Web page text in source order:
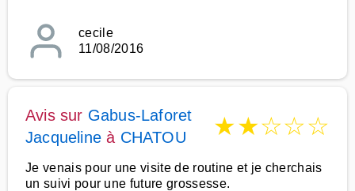
cecile
11/08/2016
Avis sur Gabus-Laforet
Jacqueline à CHATOU ★★☆☆☆
Je venais pour une visite de routine et je cherchais
un suivi pour une future grossesse.